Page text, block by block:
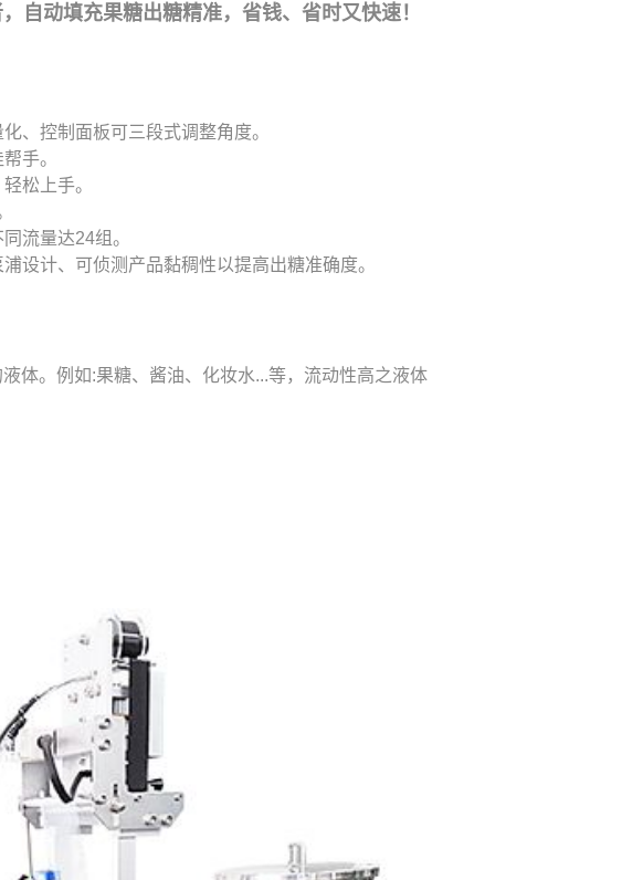
自动填充果糖出糖精准，省钱、省时又快速！
、控制面板可三段式调整角度。
手。
松上手。
流量达24组。
设计、可侦测产品黏稠性以提高出糖准确度。
体。例如:果糖、酱油、化妆水...等，流动性高之液体